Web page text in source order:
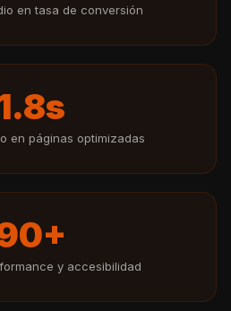
en tasa de conversión
en páginas optimizadas
y accesibilidad